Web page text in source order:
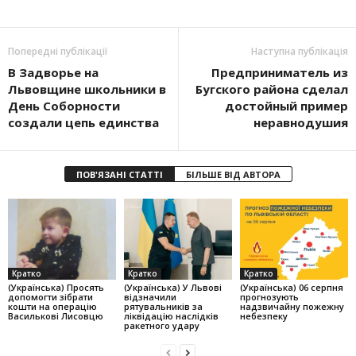
Попередні публікації
В Задворье на
Львовщине школьники в
День Соборности
создали цепь единства
Наступна публікація
Предприниматель из
Бугского района сделал
достойный пример
неравнодушия
ПОВ'ЯЗАНІ СТАТТІ БІЛЬШЕ ВІД АВТОРА
Кратко
(Українська) Просять
допомогти зібрати
кошти на операцію
Василькові Лисовцю
Кратко
(Українська) У Львові
відзначили
рятувальників за
ліквідацію наслідків
ракетного удару
Кратко
(Українська) 06 серпня
прогнозують
надзвичайну пожежну
небезпеку